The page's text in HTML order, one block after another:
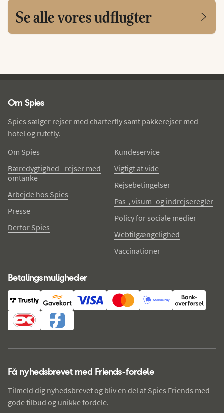
Se alle vores udflugter
Om Spies
Spies sælger rejser med charterfly samt pakkerejser med
hotel og rutefly.
Om Spies
Bæredygtighed - rejser med
omtanke
Arbejde hos Spies
Presse
Derfor Spies
Kundeservice
Vigtigt at vide
Rejsebetingelser
Pas-, visum- og indrejseregler
Policy for sociale medier
Webtilgængelighed
Vaccinationer
Betalingsmuligheder
Få nyhedsbrevet med Friends-fordele
Tilmeld dig nyhedsbrevet og bliv en del af Spies Friends med
gode tilbud og unikke fordele.